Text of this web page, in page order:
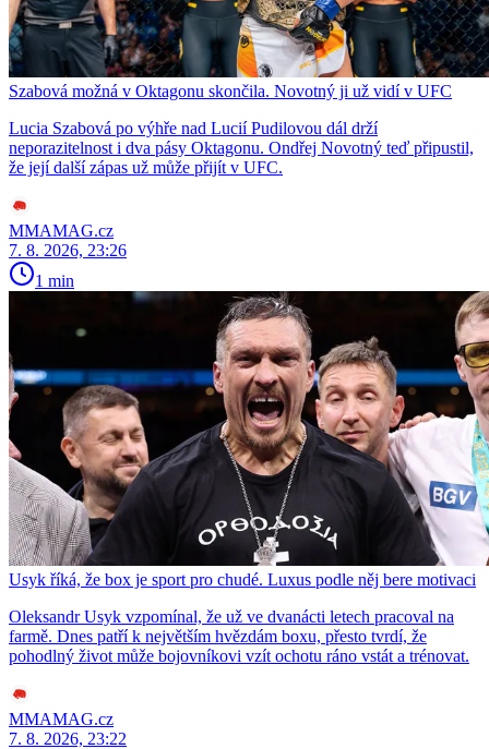
Szabová možná v Oktagonu skončila. Novotný ji už vidí v UFC
Lucia Szabová po výhře nad Lucií Pudilovou dál drží
neporazitelnost i dva pásy Oktagonu. Ondřej Novotný teď připustil,
že její další zápas už může přijít v UFC.
MMAMAG.cz
7. 8. 2026, 23:26
1 min
Usyk říká, že box je sport pro chudé. Luxus podle něj bere motivaci
Oleksandr Usyk vzpomínal, že už ve dvanácti letech pracoval na
farmě. Dnes patří k největším hvězdám boxu, přesto tvrdí, že
pohodlný život může bojovníkovi vzít ochotu ráno vstát a trénovat.
MMAMAG.cz
7. 8. 2026, 23:22